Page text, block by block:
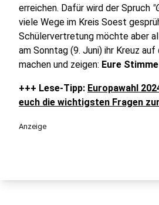
erreichen. Dafür wird der Spruch
viele Wege im Kreis Soest
Schülervertretung möchte aber
am Sonntag (9. Juni) ihr Kreuz
machen und zeigen: Eure
+++ Lese-Tipp: Europawahl
euch die wichtigsten Fragen
Anzeige